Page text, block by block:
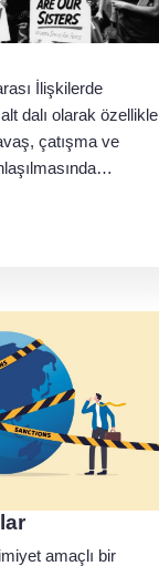
İlişkilerde
dalı olarak özellikle
çatışma ve
amaçlı bir